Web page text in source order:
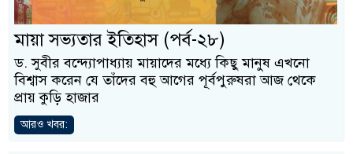
মায়া সভ্যতার ইতিহাস (পর্ব-২৮)
ড. সুবীর বন্দ্যোপাধ্যায় মায়াদের মধ্যে কিছু মানুষ এখনো
বিশ্বাস করেন যে তাঁদের বহু আগের পূর্বপুরুষরা আজ থেকে
প্রায় কুড়ি হাজার
আরও খবর: